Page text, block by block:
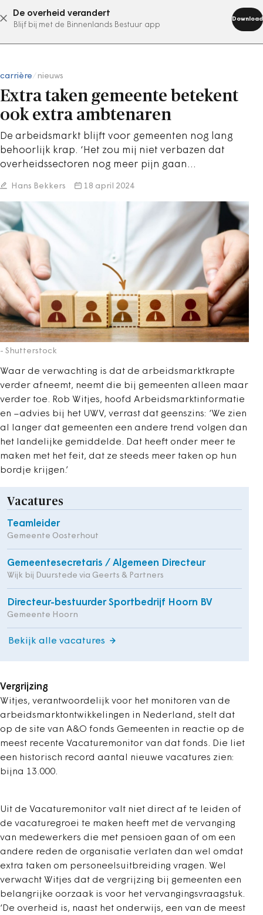
De overheid verandert
Blijf bij met de Binnenlands Bestuur app
Download
abonneer nu
carrière nieuws
Extra taken gemeente betekent
ook extra ambtenaren
De arbeidsmarkt blijft voor gemeenten nog lang
behoorlijk krap. ‘Het zou mij niet verbazen dat
overheidssectoren nog meer pijn gaan…
Hans Bekkers 18 april 2024
- Shutterstock
Waar de verwachting is dat de arbeidsmarktkrapte
verder afneemt, neemt die bij gemeenten alleen maar
verder toe. Rob Witjes, hoofd Arbeidsmarktinformatie
en –advies bij het UWV, verrast dat geenszins: ‘We zien
al langer dat gemeenten een andere trend volgen dan
het landelijke gemiddelde. Dat heeft onder meer te
maken met het feit, dat ze steeds meer taken op hun
bordje krijgen.’
Vacatures
Teamleider
Gemeente Oosterhout
Gemeentesecretaris / Algemeen Directeur
Wijk bij Duurstede via Geerts & Partners
Directeur-bestuurder Sportbedrijf Hoorn BV
Gemeente Hoorn
Bekijk alle vacatures
Vergrijzing
Witjes, verantwoordelijk voor het monitoren van de
arbeidsmarktontwikkelingen in Nederland, stelt dat
op de site van A&O fonds Gemeenten in reactie op de
meest recente Vacaturemonitor van dat fonds. Die liet
een historisch record aantal nieuwe vacatures zien:
bijna 13.000.
Uit de Vacaturemonitor valt niet direct af te leiden of
de vacaturegroei te maken heeft met de vervanging
van medewerkers die met pensioen gaan of om een
andere reden de organisatie verlaten dan wel omdat
extra taken om personeelsuitbreiding vragen. Wel
verwacht Witjes dat de vergrijzing bij gemeenten een
belangrijke oorzaak is voor het vervangingsvraagstuk.
‘De overheid is, naast het onderwijs, een van de meest